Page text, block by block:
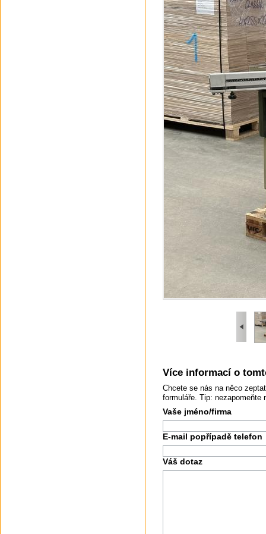
Více informací o
Chcete se nás na něco
formuláře. Tip:
Vaše jméno/firma
E-mail popřípadě telefon
Váš dotaz